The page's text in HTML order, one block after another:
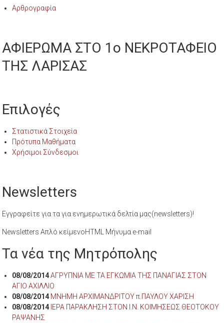
Αρθρογραφία
ΑΦΙΕΡΩΜΑ ΣΤΟ 1ο ΝΕΚΡΟΤΑΦΕΙΟ
ΤΗΣ ΛΑΡΙΣΑΣ
Επιλογές
Στατιστικά Στοιχεία
Πρότυπα Μαθήματα
Χρήσιμοι Σύνδεσμοι
Newsletters
Εγγραφείτε για τα για ενημερωτικά δελτία μας(newsletters)!
Newsletters Απλό κείμενοHTML Μήνυμα e-mail
Τα νέα της Μητρόπολης
08/08/2014 ΑΓΡΥΠΝΙΑ ΜΕ ΤΑ ΕΓΚΩΜΙΑ ΤΗΣ ΠΑΝΑΓΙΑΣ ΣΤΟΝ
ΑΓΙΟ ΑΧΙΛΛΙΟ
08/08/2014 ΜΝΗΜΗ ΑΡΧΙΜΑΝΔΡΙΤΟΥ π.ΠΑΥΛΟΥ ΧΑΡΙΣΗ
08/08/2014 ΙΕΡΑ ΠΑΡΑΚΛΗΣΗ ΣΤΟΝ Ι.Ν. ΚΟΙΜΗΣΕΩΣ ΘΕΟΤΟΚΟΥ
ΡΑΨΑΝΗΣ